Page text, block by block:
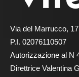
Via del Marrucco,
P.I. 02076110507
Autorizzazione al N
Direttrice Valentina